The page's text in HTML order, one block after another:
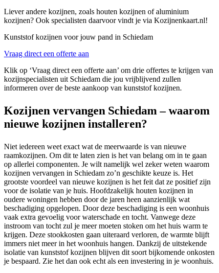
Liever andere kozijnen, zoals houten kozijnen of aluminium
kozijnen? Ook specialisten daarvoor vindt je via Kozijnenkaart.nl!
Kunststof kozijnen voor jouw pand in Schiedam
Vraag direct een offerte aan
Klik op ‘Vraag direct een offerte aan’ om drie offertes te krijgen van
kozijnspecialisten uit Schiedam die jou vrijblijvend zullen
informeren over de beste aankoop van kunststof kozijnen.
Kozijnen vervangen Schiedam – waarom
nieuwe kozijnen installeren?
Niet iedereen weet exact wat de meerwaarde is van nieuwe
raamkozijnen. Om dit te laten zien is het van belang om in te gaan
op allerlei componenten. Je wilt namelijk wel zeker weten waarom
kozijnen vervangen in Schiedam zo’n geschikte keuze is. Het
grootste voordeel van nieuwe kozijnen is het feit dat ze positief zijn
voor de isolatie van je huis. Hoofdzakelijk houten kozijnen in
oudere woningen hebben door de jaren heen aanzienlijk wat
beschadiging opgelopen. Door deze beschadiging is een woonhuis
vaak extra gevoelig voor waterschade en tocht. Vanwege deze
instroom van tocht zul je meer moeten stoken om het huis warm te
krijgen. Deze stookkosten gaan uiteraard verloren, de warmte blijft
immers niet meer in het woonhuis hangen. Dankzij de uitstekende
isolatie van kunststof kozijnen blijven dit soort bijkomende onkosten
je bespaard. Zie het dan ook echt als een investering in je woonhuis.